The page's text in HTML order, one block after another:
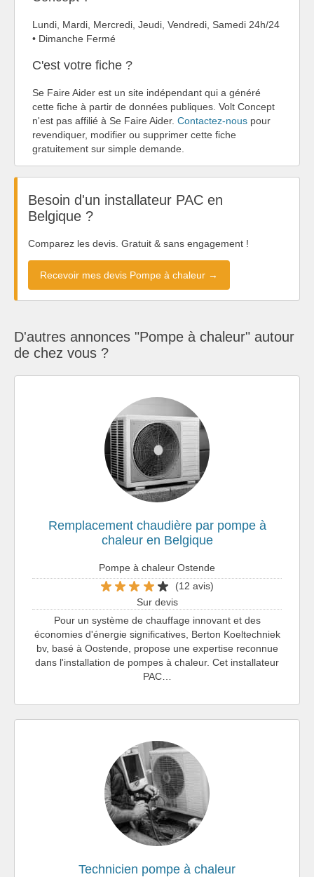
Lundi, Mardi, Mercredi, Jeudi, Vendredi, Samedi 24h/24
• Dimanche Fermé
C'est votre fiche ?
Se Faire Aider est un site indépendant qui a généré
cette fiche à partir de données publiques. Volt Concept
n'est pas affilié à Se Faire Aider. Contactez-nous pour
revendiquer, modifier ou supprimer cette fiche
gratuitement sur simple demande.
Besoin d'un installateur PAC en
Belgique ?
Comparez les devis. Gratuit & sans engagement !
Recevoir mes devis Pompe à chaleur →
D'autres annonces "Pompe à chaleur" autour
de chez vous ?
Remplacement chaudière par pompe à
chaleur en Belgique
Pompe à chaleur Ostende
(12 avis)
Sur devis
Pour un système de chauffage innovant et des
économies d'énergie significatives, Berton Koeltechniek
bv, basé à Oostende, propose une expertise reconnue
dans l'installation de pompes à chaleur. Cet installateur
PAC…
Technicien pompe à chaleur